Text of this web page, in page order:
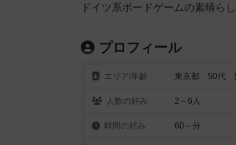
ドイツ系ボードゲームの素晴ら
プロフィール
エリア/年齡 東京都 50代
人数の好み 2～6人
時間の好み 60～分